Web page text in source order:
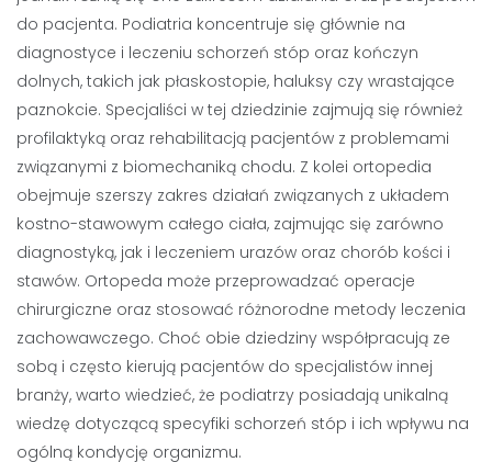
do pacjenta. Podiatria koncentruje się głównie na
diagnostyce i leczeniu schorzeń stóp oraz kończyn
dolnych, takich jak płaskostopie, haluksy czy wrastające
paznokcie. Specjaliści w tej dziedzinie zajmują się również
profilaktyką oraz rehabilitacją pacjentów z problemami
związanymi z biomechaniką chodu. Z kolei ortopedia
obejmuje szerszy zakres działań związanych z układem
kostno-stawowym całego ciała, zajmując się zarówno
diagnostyką, jak i leczeniem urazów oraz chorób kości i
stawów. Ortopeda może przeprowadzać operacje
chirurgiczne oraz stosować różnorodne metody leczenia
zachowawczego. Choć obie dziedziny współpracują ze
sobą i często kierują pacjentów do specjalistów innej
branży, warto wiedzieć, że podiatrzy posiadają unikalną
wiedzę dotyczącą specyfiki schorzeń stóp i ich wpływu na
ogólną kondycję organizmu.